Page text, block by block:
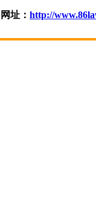
网址： http://